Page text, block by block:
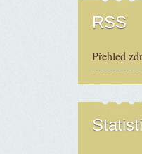
RSS
Přehled